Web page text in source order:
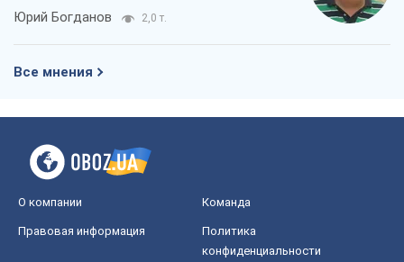
Юрий Богданов 2,0 т.
Все мнения
О компании Команда
Правовая информация
Политика
конфиденциальности